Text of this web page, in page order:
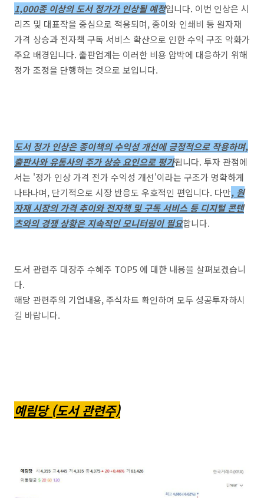
1,000종 이상의 도서 정가가 인상될 예정입니다. 이번 인상은 시
리즈 및 대표작을 중심으로 적용되며, 종이와 인쇄비 등 원자재
가격 상승과 전자책 구독 서비스 확산으로 인한 수익 구조 악화가
주요 배경입니다. 출판업계는 이러한 비용 압박에 대응하기 위해
정가 조정을 단행하는 것으로 보입니다.
도서 정가 인상은 종이책의 수익성 개선에 긍정적으로 작용하며,
출판사와 유통사의 주가 상승 요인으로 평가됩니다. 투자 관점에
서는 '정가 인상 가격 전가 수익성 개선'이라는 구조가 명확하게
나타나며, 단기적으로 시장 반응도 우호적인 편입니다. 다만, 원
자재 시장의 가격 추이와 전자책 및 구독 서비스 등 디지털 콘텐
츠와의 경쟁 상황은 지속적인 모니터링이 필요합니다.
도서 관련주 대장주 수혜주 TOP5 에 대한 내용을 살펴보겠습니
다.
해당 관련주의 기업내용, 주식차트 확인하여 모두 성공투자하시
길 바랍니다.
예림당 (도서 관련주)